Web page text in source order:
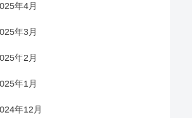
年4月
年3月
年2月
年1月
年12月